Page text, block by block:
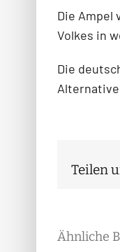
Die Ampel
Volkes in
Die
Teilen
Ähnliche